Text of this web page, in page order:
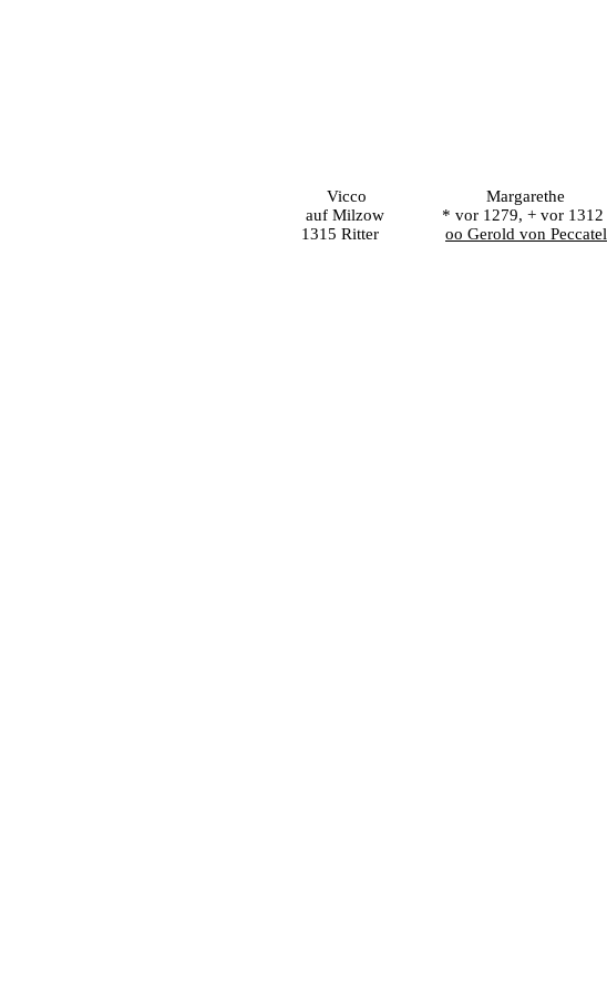
Vicco
Margarethe
auf Milzow
* vor 1279, + vor 1312
1315 Ritter
oo Gerold von Peccatel